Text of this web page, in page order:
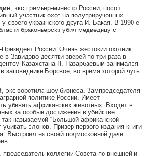
, экс премьер-министр России, посол
участник охот на полуприрученных
своего украинского друга И. Бакая. В 1990-е
браконьерски убил медведицу с
Президент России. Очень жестокий охотник.
в Завидово десятки зверей по три раза в
Казахстана Н. Назарбаевым занимался
заповеднике Боровое, во время которой чуть
, экс-воротила шоу-бизнеса. Зампредседателя
политике России. Имеет
убивать африканских животных. Входит в
за особые достижения в убийстве
называемой “Большой африканской
слонов. Призер первого издания книги
Выстроил на своей подмосковной даче
, председатель коллегии Совета по внешней и